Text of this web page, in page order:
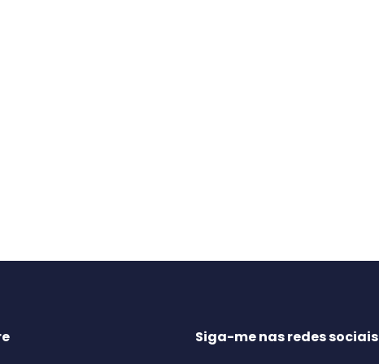
Siga-me nas redes sociais